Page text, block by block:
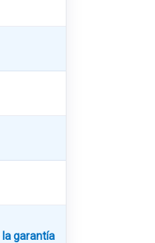
la garantía